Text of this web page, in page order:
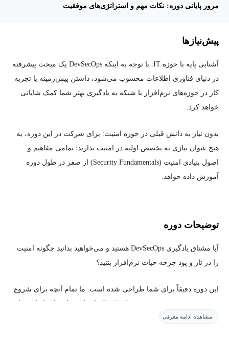
مرور پایانی دوره: نکات مهم و استراتژی‌های موفقیت
پیش‌نیاز‌ها
آشنایی پایه با حوزه IT: با توجه به اینکه DevSecOps یک مبحث پیشرفته
در دنیای فناوری اطلاعات محسوب می‌شود، داشتن پیش‌زمینه یا تجربه
کار در حوزه‌های نرم‌افزار یا شبکه به یادگیری بهتر شما کمک شایانی
خواهد کرد.​
بدون نیاز به دانش قبلی در حوزه امنیت: برای شرکت در این دوره، به
هیچ عنوان نیازی به تخصص اولیه در امنیت ندارید؛ تمامی مفاهیم و
اصول بنیادی امنیت (Security Fundamentals) از صفر در طول دوره
آموزش داده خواهد.
توضیحات دوره
​آیا مشتاق یادگیری DevSecOps هستید و می‌خواهید بدانید چگونه امنیت
را در تار و پود چرخه حیات نرم‌افزار بتنید؟
این دوره دقیقاً برای شما طراحی شده است. ما تمام آنچه برای شروع
قدرتمند و موفقیت در مسیر DevSecOps نیاز دارید را در اختیارتان قرار
می‌دهیم.
مشاهده ادامه معرفی